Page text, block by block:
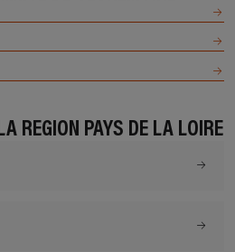
RÉGION PAYS DE LA LOIRE